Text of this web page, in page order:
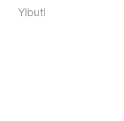
Yibuti